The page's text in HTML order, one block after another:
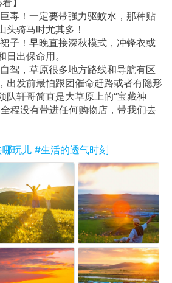
】
毒！一定要带强力驱蚊水，那种贴
头骑马时尤其多！
子！早晚直接深秋模式，冲锋衣或
出保命用。
驾，草原很多地方路线和导航有区
出发前最怕跟团催命赶路或者有隐形
队轩哥简直是大草原上的“宝藏神
程没有带进任何购物店，带我们去
玩儿 #生活的透气时刻